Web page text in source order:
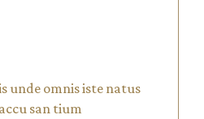
unde omnis iste natus
san tium